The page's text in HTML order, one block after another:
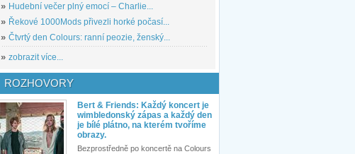
» Hudební večer plný emocí – Charlie...
» Řekové 1000Mods přivezli horké počasí...
» Čtvrtý den Colours: ranní peozie, ženský...
» zobrazit více...
ROZHOVORY
Bert & Friends: Každý koncert je
wimbledonský zápas a každý den
je bílé plátno, na kterém tvoříme
obrazy.
Bezprostředně po koncertě na Colours